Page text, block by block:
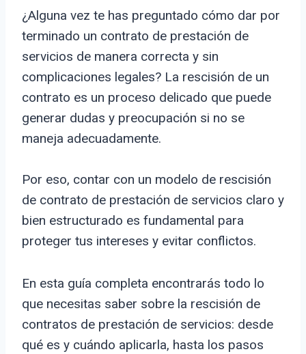
¿Alguna vez te has preguntado cómo dar por
terminado un contrato de prestación de
servicios de manera correcta y sin
complicaciones legales? La rescisión de un
contrato es un proceso delicado que puede
generar dudas y preocupación si no se
maneja adecuadamente.
Por eso, contar con un modelo de rescisión
de contrato de prestación de servicios claro y
bien estructurado es fundamental para
proteger tus intereses y evitar conflictos.
En esta guía completa encontrarás todo lo
que necesitas saber sobre la rescisión de
contratos de prestación de servicios: desde
qué es y cuándo aplicarla, hasta los pasos